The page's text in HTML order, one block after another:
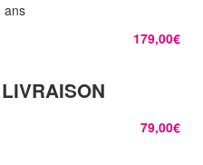
ans
179,00€
79,00€